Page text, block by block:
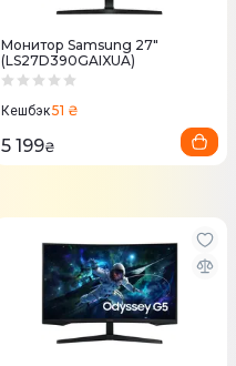
Монитор Samsung 27"
(LS27D390GAIXUA)
Кешбэк51 ₴
5 199₴